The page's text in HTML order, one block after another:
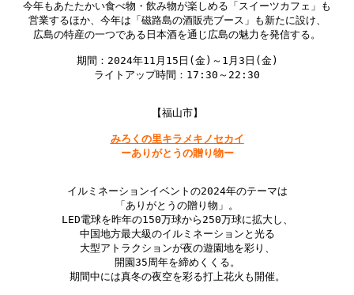
今年もあたたかい食べ物・飲み物が楽しめる「スイーツカフェ」も
営業するほか、今年は「磁路島の酒販売ブース」も新たに設け、
広島の特産の一つである日本酒を通じ広島の魅力を発信する。
期間：2024年11月15日(金)～1月3日(金)
ライトアップ時間：17:30～22:30
【福山市】
みろくの里キラメキノセカイ
ーありがとうの贈り物ー
イルミネーションイベントの2024年のテーマは
「ありがとうの贈り物」。
LED電球を昨年の150万球から250万球に拡大し、
中国地方最大級のイルミネーションと光る
大型アトラクションが夜の遊園地を彩り、
開園35周年を締めくくる。
期間中には真冬の夜空を彩る打上花火も開催。